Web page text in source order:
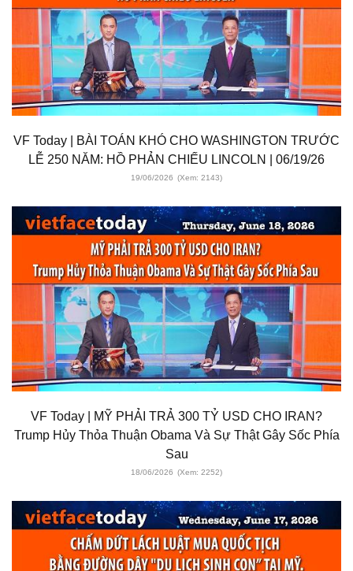
VF Today | BÀI TOÁN KHÓ CHO WASHINGTON TRƯỚC
LỄ 250 NĂM: HỒ PHẢN CHIẾU LINCOLN | 06/19/26
19/06/2026 (Xem: 2143)
VF Today | MỸ PHẢI TRẢ 300 TỶ USD CHO IRAN?
Trump Hủy Thỏa Thuận Obama Và Sự Thật Gây Sốc Phía
Sau
18/06/2026 (Xem: 2252)